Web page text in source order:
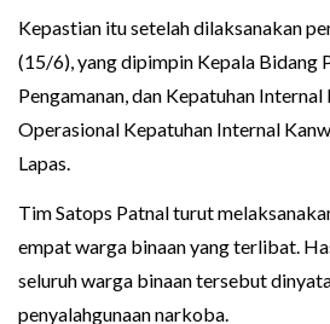
Kepastian itu setelah dilaksanakan
(15/6), yang dipimpin Kepala Bidang
Pengamanan, dan Kepatuhan
Operasional Kepatuhan Internal
Lapas.
Tim Satops Patnal turut
empat warga binaan yang terlibat.
seluruh warga binaan tersebut
penyalahgunaan narkoba.